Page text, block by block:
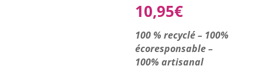
10,95€
100 % recyclé – 100%
écoresponsable –
100% artisanal